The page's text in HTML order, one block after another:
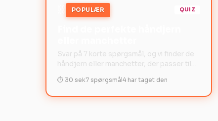
POPULÆR QUIZ
Svar på 7 korte spørgsmål, og vi finder de
håndjern eller manchetter, der passer til
⏱ 30 sek7 spørgsmål4 har taget den